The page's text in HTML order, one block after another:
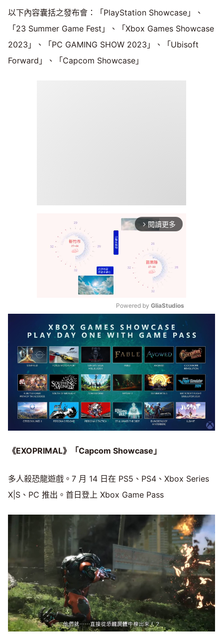
以下內容囊括之發布會：「PlayStation Showcase」、
「23 Summer Game Fest」、「Xbox Games Showcase
2023」、「PC GAMING SHOW 2023」、「Ubisoft
Forward」、「Capcom Showcase」
arrow_forward_ios 閱讀更多
Mute
Powered by GliaStudios
《EXOPRIMAL》「Capcom Showcase」
多人殺恐龍遊戲。7 月 14 日在 PS5、PS4、Xbox Series
X|S、PC 推出。首日登上 Xbox Game Pass